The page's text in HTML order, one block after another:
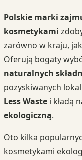
Polskie marki
kosmetykami
zarówno w kraju,
Oferują bogaty
naturalnych
pozyskiwanych
Less Waste i kładą
ekologiczną.
Oto kilka
kosmetykami